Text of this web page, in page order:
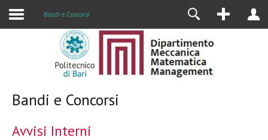
Bandi e Concorsi
Bandi e Concorsi
Avvisi Interni